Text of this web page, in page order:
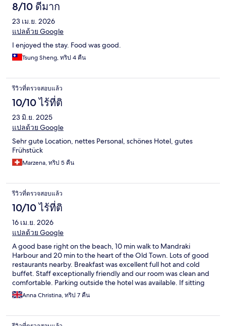
8/10 ดีมาก
23 เม.ย. 2026
แปลด้วย Google
I enjoyed the stay. Food was good.
Tsung Sheng, ทริป 4 คืน
รีวิวที่ตรวจสอบแล้ว
10/10 ไร้ที่ติ
23 มิ.ย. 2025
แปลด้วย Google
Sehr gute Location, nettes Personal, schönes Hotel, gutes
Frühstück
Marzena, ทริป 5 คืน
รีวิวที่ตรวจสอบแล้ว
10/10 ไร้ที่ติ
16 เม.ย. 2026
แปลด้วย Google
A good base right on the beach, 10 min walk to Mandraki
Harbour and 20 min to the heart of the Old Town. Lots of good
restaurants nearby. Breakfast was excellent full hot and cold
buffet. Staff exceptionally friendly and our room was clean and
comfortable. Parking outside the hotel was available. If sitting
by the pool all day is your thing the pool is very small but the
hotel is on the beach. Sunsets were fabulous.
Anna Christina, ทริป 7 คืน